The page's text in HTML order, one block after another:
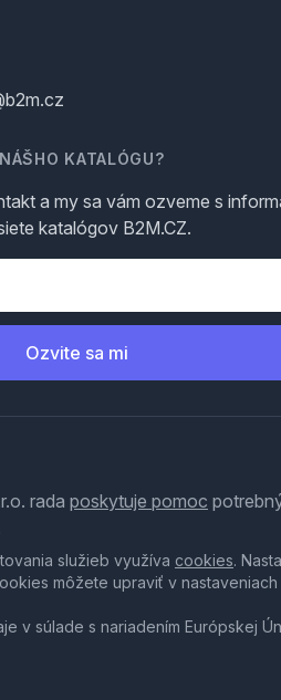
KATALÓGU?
a my sa vám ozveme s
katalógov B2M.CZ.
Ozvite sa mi
rada poskytuje pomoc
služieb využíva cookies.
môžete upraviť v nastaveniach
v súlade s nariadením Európskej